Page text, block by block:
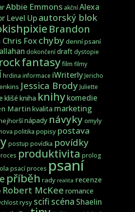
Abbie Emmons akční Alexa
Level Upautorský blok
Brandon
Chris Foxchybydenní psaní
dokončení draft dystopie
fantasyfilm filmy
hrdina informace iWriterlyJericho
Jessica BrodyJuliette
klišé kniha knihykomedie
Martinkvalita marketing
nápady návyky omyly
politika popisy postava
postup povídka povídky
produktivita prolog
psací proces psaní
příběh rady realita recenze
Robert McKee romance
rysy scifi scéna Shaelin